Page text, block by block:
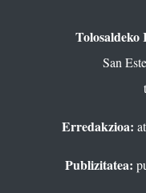
Tolosaldeko
San
Erredakzioa:
Publizitatea: